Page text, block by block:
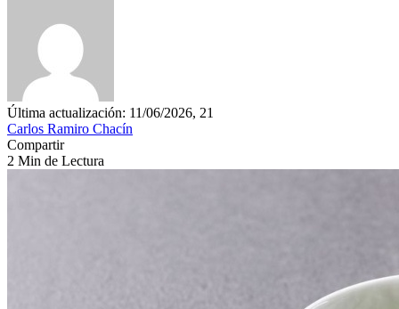
Última actualización: 11/06/2026, 21
Carlos Ramiro Chacín
Compartir
2 Min de Lectura